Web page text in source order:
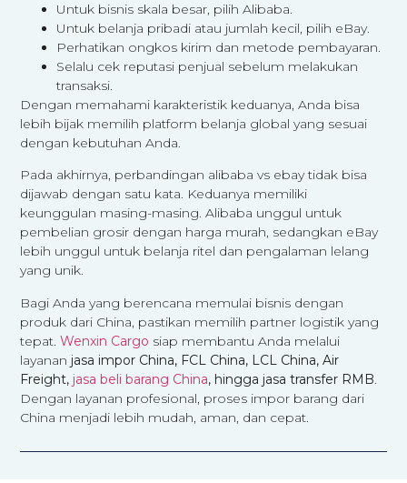
Untuk bisnis skala besar, pilih Alibaba.
Untuk belanja pribadi atau jumlah kecil, pilih eBay.
Perhatikan ongkos kirim dan metode pembayaran.
Selalu cek reputasi penjual sebelum melakukan
transaksi.
Dengan memahami karakteristik keduanya, Anda bisa
lebih bijak memilih platform belanja global yang sesuai
dengan kebutuhan Anda.
Pada akhirnya, perbandingan alibaba vs ebay tidak bisa
dijawab dengan satu kata. Keduanya memiliki
keunggulan masing-masing. Alibaba unggul untuk
pembelian grosir dengan harga murah, sedangkan eBay
lebih unggul untuk belanja ritel dan pengalaman lelang
yang unik.
Bagi Anda yang berencana memulai bisnis dengan
produk dari China, pastikan memilih partner logistik yang
tepat.Wenxin Cargo siap membantu Anda melalui
layanan jasa impor China, FCL China, LCL China, Air
Freight, jasa beli barang China, hingga jasa transfer RMB.
Dengan layanan profesional, proses impor barang dari
China menjadi lebih mudah, aman, dan cepat.